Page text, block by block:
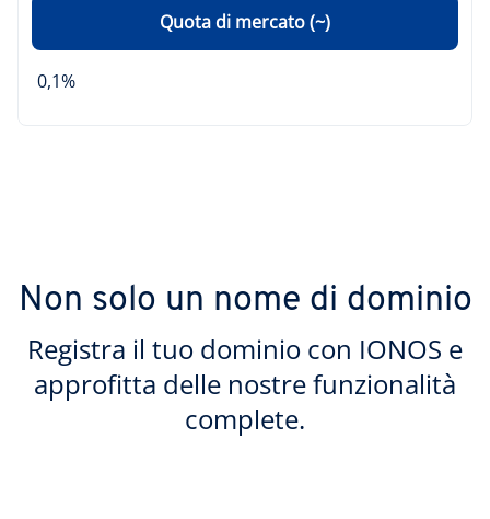
Quota di mercato (~)
0,1%
Non solo un nome di dominio
Registra il tuo dominio con IONOS e
approfitta delle nostre funzionalità
complete.